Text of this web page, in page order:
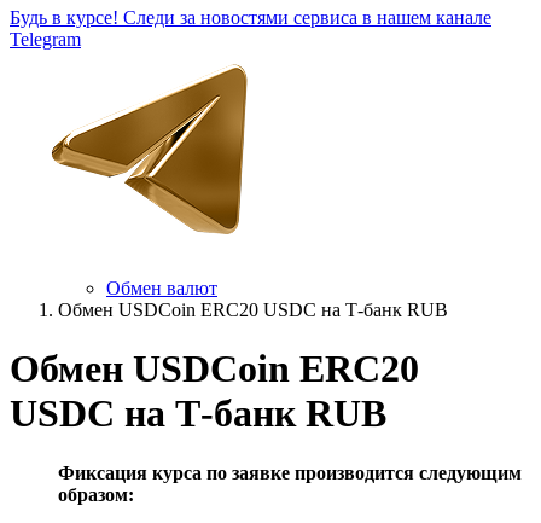
Будь в курсе! Следи за новостями сервиса в нашем канале
Telegram
Обмен валют
Обмен USDCoin ERC20 USDC на Т-банк RUB
Обмен USDCoin ERC20
USDC на Т-банк RUB
Фиксация курса по заявке производится следующим
образом: